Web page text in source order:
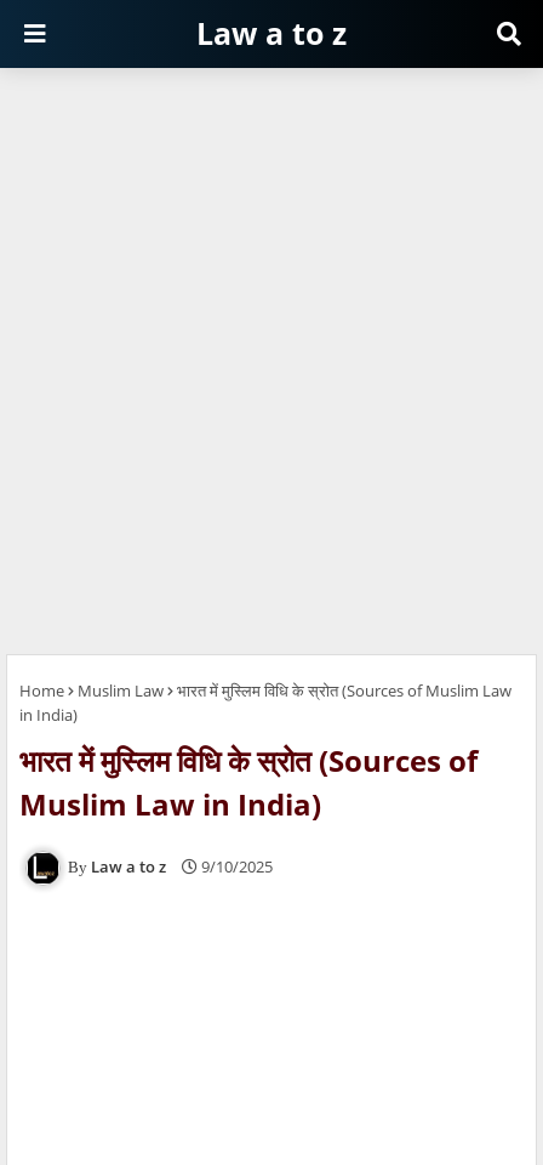
Law a to z
Home Muslim Law
भारत में मुस्लिम विधि के स्रोत (Sources of Muslim Law
in India)
भारत में मुस्लिम विधि के स्रोत (Sources of
Muslim Law in India)
Law a to z 9/10/2025